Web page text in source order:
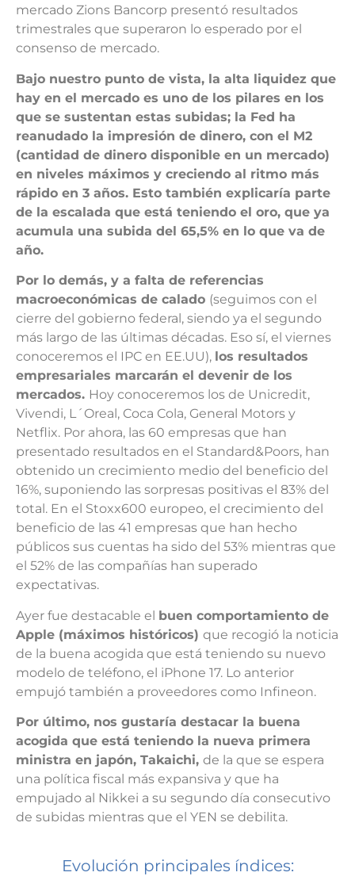
mercado Zions Bancorp presentó resultados
trimestrales que superaron lo esperado por el
consenso de mercado.
Bajo nuestro punto de vista, la alta liquidez que
hay en el mercado es uno de los pilares en los
que se sustentan estas subidas; la Fed ha
reanudado la impresión de dinero, con el M2
(cantidad de dinero disponible en un mercado)
en niveles máximos y creciendo al ritmo más
rápido en 3 años. Esto también explicaría parte
de la escalada que está teniendo el oro, que ya
acumula una subida del 65,5% en lo que va de
año.
Por lo demás, y a falta de referencias
macroeconómicas de calado (seguimos con el
cierre del gobierno federal, siendo ya el segundo
más largo de las últimas décadas. Eso sí, el viernes
conoceremos el IPC en EE.UU), los resultados
empresariales marcarán el devenir de los
mercados. Hoy conoceremos los de Unicredit,
Vivendi, L´Oreal, Coca Cola, General Motors y
Netflix. Por ahora, las 60 empresas que han
presentado resultados en el Standard&Poors, han
obtenido un crecimiento medio del beneficio del
16%, suponiendo las sorpresas positivas el 83% del
total. En el Stoxx600 europeo, el crecimiento del
beneficio de las 41 empresas que han hecho
públicos sus cuentas ha sido del 53% mientras que
el 52% de las compañías han superado
expectativas.
Ayer fue destacable el buen comportamiento de
Apple (máximos históricos) que recogió la noticia
de la buena acogida que está teniendo su nuevo
modelo de teléfono, el iPhone 17. Lo anterior
empujó también a proveedores como Infineon.
Por último, nos gustaría destacar la buena
acogida que está teniendo la nueva primera
ministra en japón, Takaichi, de la que se espera
una política fiscal más expansiva y que ha
empujado al Nikkei a su segundo día consecutivo
de subidas mientras que el YEN se debilita.
Evolución principales índices: